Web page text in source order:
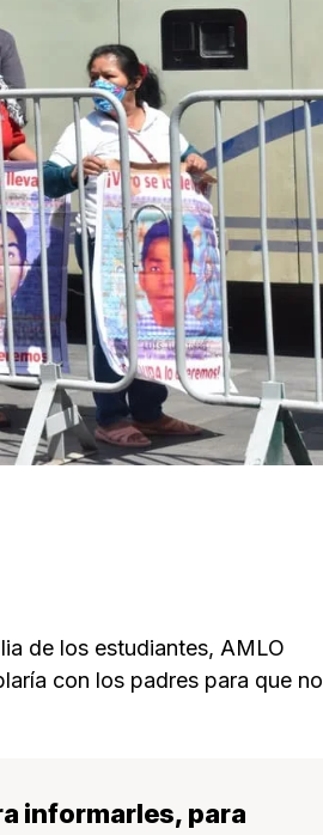
de los estudiantes, AMLO
con los padres para que no
informarles, para